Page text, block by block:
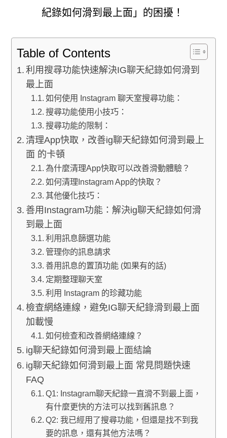
紀錄如何滑到最上面」的困擾！
Table of Contents
利用搜尋功能快速解決IG聊天紀錄如何滑到
最上面
如何使用 Instagram 聊天室搜尋功能：
搜尋功能使用小技巧：
搜尋功能的限制：
清理App快取，改善ig聊天紀錄如何滑到最上
面 的卡頓
為什麼清理App快取可以改善滑動體驗？
如何清理Instagram App的快取？
其他優化技巧：
善用Instagram功能：解決ig聊天紀錄如何滑
到最上面
利用訊息篩選功能
管理你的訊息請求
善用訊息的置頂功能 (如果有的話)
定期整理聊天室
利用 Instagram 的珍藏功能
檢查網絡連線，避免IG聊天紀錄滑到最上面
加載慢
如何檢查和改善網絡連線？
ig聊天紀錄如何滑到最上面結論
ig聊天紀錄如何滑到最上面 常見問題快速
FAQ
Q1: Instagram聊天紀錄一直滑不到最上面，
有什麼更快的方法可以找到舊訊息？
Q2: 我已經用了搜尋功能，但還是找不到我
要的訊息，還有其他方法嗎？